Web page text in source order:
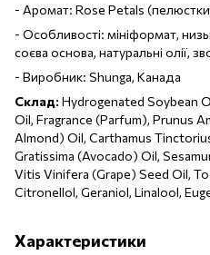
- Аромат: Rose Petals
- Особливості: мініформат,
соєва основа, натуральні олії,
- Виробник: Shunga, Канада
Склад: Hydrogenated Soybean
Oil, Fragrance (Parfum), Prunus
Almond) Oil, Carthamus
Gratissima (Avocado) Oil,
Vitis Vinifera (Grape) Seed Oil,
Citronellol, Geraniol, Linalool,
Характеристики